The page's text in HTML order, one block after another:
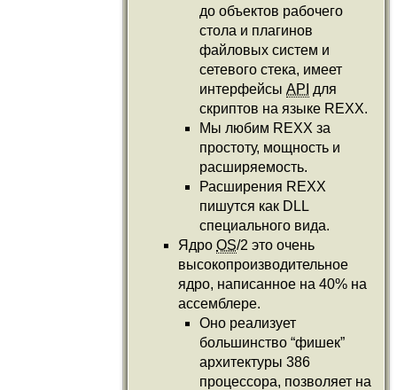
до объектов рабочего
стола и плагинов
файловых систем и
сетевого стека, имеет
интерфейсы API для
скриптов на языке REXX.
Мы любим REXX за
простоту, мощность и
расширяемость.
Расширения REXX
пишутся как DLL
специального вида.
Ядро OS/2 это очень
высокопроизводительное
ядро, написанное на 40% на
ассемблере.
Оно реализует
большинство “фишек”
архитектуры 386
процессора, позволяет на